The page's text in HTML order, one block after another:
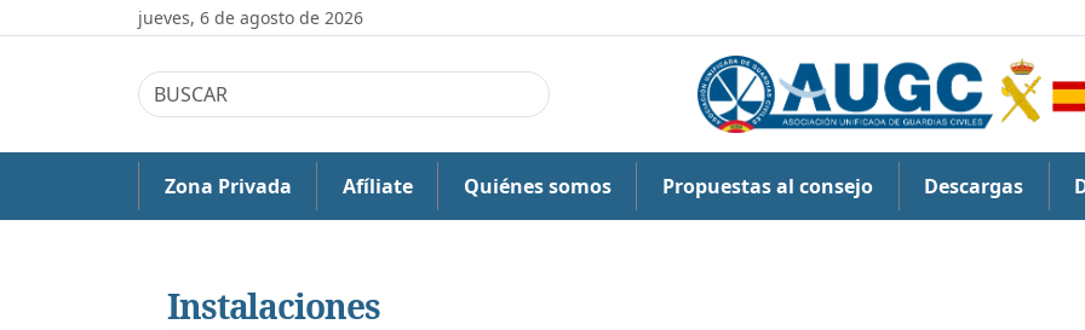
jueves, 6 de agosto de 2026
Zona Privada Afíliate Quiénes somos Propuestas al consejo Descargas
Instalaciones